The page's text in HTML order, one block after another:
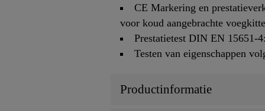
CE Markering en
voor koud aangebrachte
Prestatietest DIN EN 15651-
Testen van eigenschappen
Productinformatie